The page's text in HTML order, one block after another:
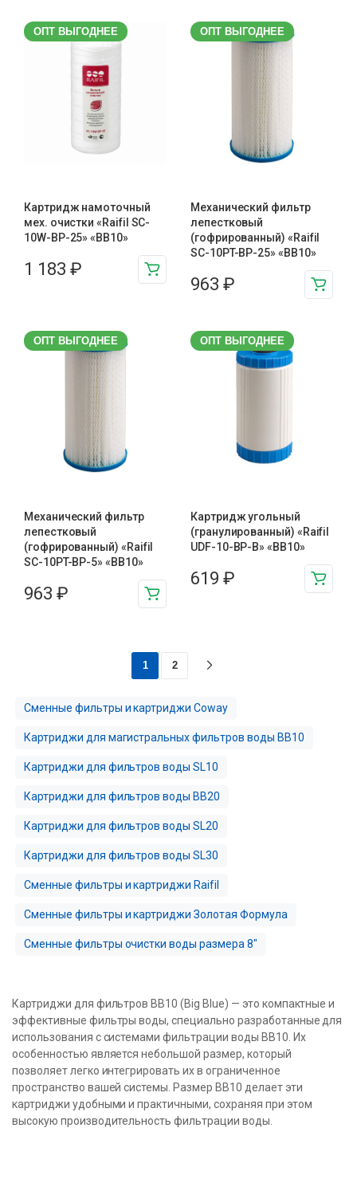
ОПТ ВЫГОДНЕЕ
Картридж намоточный
мех. очистки «Raifil SC-
10W-BP-25» «BB10»
1 183 ₽
ОПТ ВЫГОДНЕЕ
Механический фильтр
лепестковый
(гофрированный) «Raifil
SC-10PT-ВР-25» «BB10»
963 ₽
ОПТ ВЫГОДНЕЕ
Механический фильтр
лепестковый
(гофрированный) «Raifil
SC-10PT-ВР-5» «BB10»
963 ₽
ОПТ ВЫГОДНЕЕ
Картридж угольный
(гранулированный) «Raifil
UDF-10-BP-B» «BB10»
619 ₽
1 2
Сменные фильтры и картриджи Coway
Картриджи для магистральных фильтров воды BB10
Картриджи для фильтров воды SL10
Картриджи для фильтров воды BB20
Картриджи для фильтров воды SL20
Картриджи для фильтров воды SL30
Сменные фильтры и картриджи Raifil
Сменные фильтры и картриджи Золотая Формула
Сменные фильтры очистки воды размера 8″
Картриджи для фильтров BB10 (Big Blue) — это компактные и
эффективные фильтры воды, специально разработанные для
использования с системами фильтрации воды BB10. Их
особенностью является небольшой размер, который
позволяет легко интегрировать их в ограниченное
пространство вашей системы. Размер BB10 делает эти
картриджи удобными и практичными, сохраняя при этом
высокую производительность фильтрации воды.